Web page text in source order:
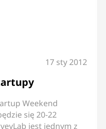
17 sty 2012
Weekend
się 20-22
jest jednym z